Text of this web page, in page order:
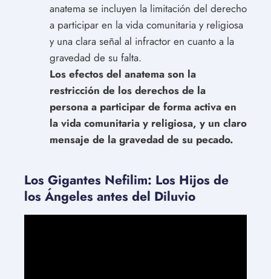
anatema se incluyen la limitación del derecho
a participar en la vida comunitaria y religiosa
y una clara señal al infractor en cuanto a la
gravedad de su falta.
Los efectos del anatema son la
restricción de los derechos de la
persona a participar de forma activa en
la vida comunitaria y religiosa, y un claro
mensaje de la gravedad de su pecado.
Los Gigantes Nefilim: Los Hijos de
los Ángeles antes del Diluvio